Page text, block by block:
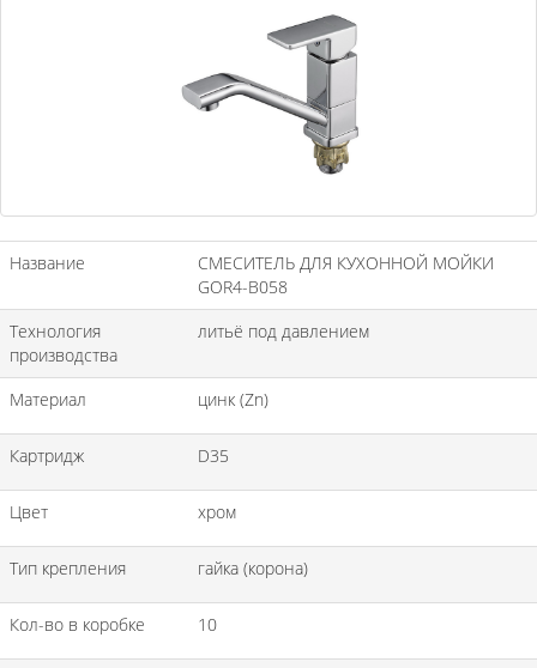
Название
СМЕСИТЕЛЬ ДЛЯ КУХОННОЙ МОЙКИ
GOR4-B058
Технология
производства
литьё под давлением
Материал цинк (Zn)
Картридж D35
Цвет хром
Тип крепления гайка (корона)
Кол-во в коробке 10